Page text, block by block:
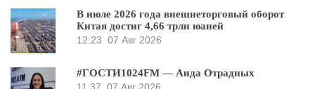
В июле 2026 года внешнеторговый оборот
Китая достиг 4,66 трлн юаней
12:23 07 Авг 2026
#ГОСТИ1024FM — Аида Отрадных